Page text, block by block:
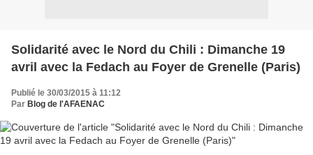
Solidarité avec le Nord du Chili : Dimanche 19
avril avec la Fedach au Foyer de Grenelle (Paris)
Publié le 30/03/2015 à 11:12
Par Blog de l'AFAENAC